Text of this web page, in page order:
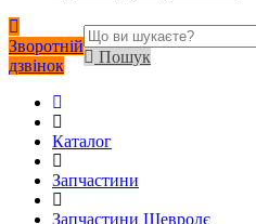
Зворотній
дзвінок
Пошук
Каталог
Запчастини
Запчастини Шевролє